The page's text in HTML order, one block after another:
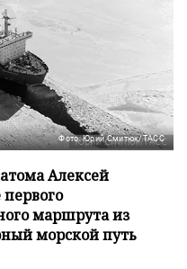
Фото: Юрий Смитюк/ТАСС
Алексей
маршрута из
морской путь